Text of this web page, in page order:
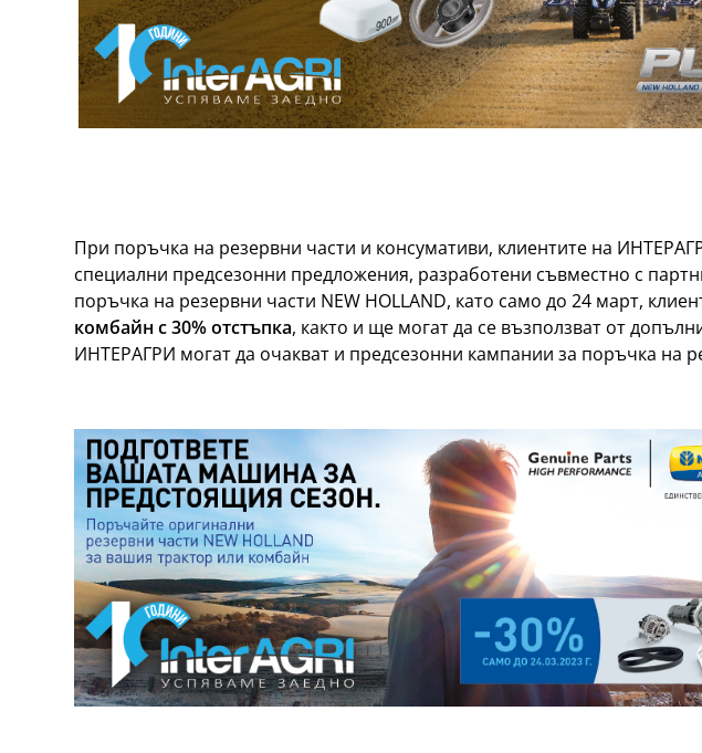
При поръчка на резервни части и консумативи, клиентите на
специални предсезонни предложения, разработени съвместно с
поръчка на резервни части NEW HOLLAND, като само до 24 март,
комбайн с 30% отстъпка, както и ще могат да се възползват от
ИНТЕРАГРИ могат да очакват и предсезонни кампании за поръчка на